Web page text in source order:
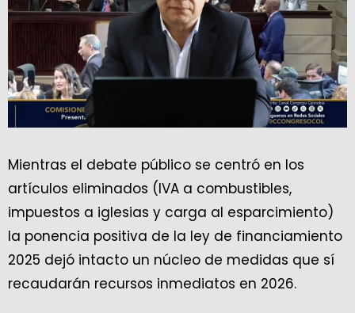
Mientras el debate público se centró en los
artículos eliminados (IVA a combustibles,
impuestos a iglesias y carga al esparcimiento)
la ponencia positiva de la ley de financiamiento
2025 dejó intacto un núcleo de medidas que sí
recaudarán recursos inmediatos en 2026.